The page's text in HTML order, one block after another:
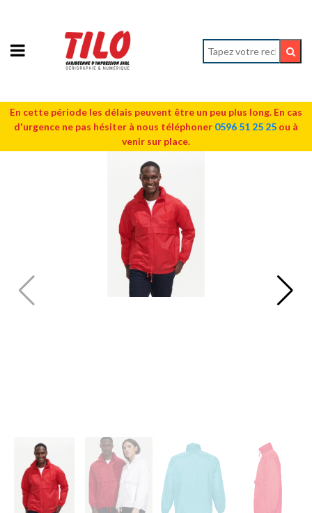
En cette période les délais peuvent être un peu plus long. En cas
d'urgence ne pas hésiter à nous téléphoner 0596 51 25 25 ou à
venir sur place.